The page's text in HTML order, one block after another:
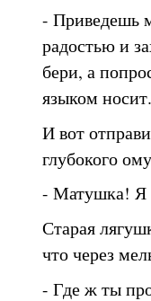
- Приведешь
радостью и
бери, а
языком носит.
И вот
глубокого
- Матушка! Я
Старая
что через
- Где ж ты